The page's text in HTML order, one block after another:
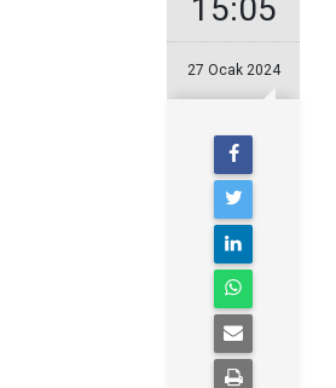
15:05
27 Ocak 2024